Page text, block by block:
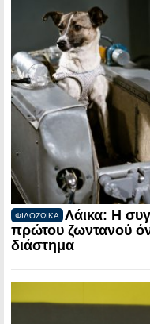
ΦΙΛΟΖΩΙΚΑ
Λάικα: Η
πρώτου ζωντανού
διάστημα